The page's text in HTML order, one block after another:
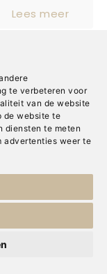
te verbeteren voor
van de website
de website te
diensten te meten
advertenties weer te
verfijnde
van
ruimte.
precies
de
Lees meer